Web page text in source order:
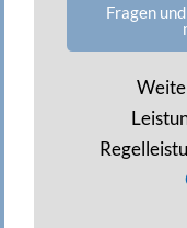
Fragen